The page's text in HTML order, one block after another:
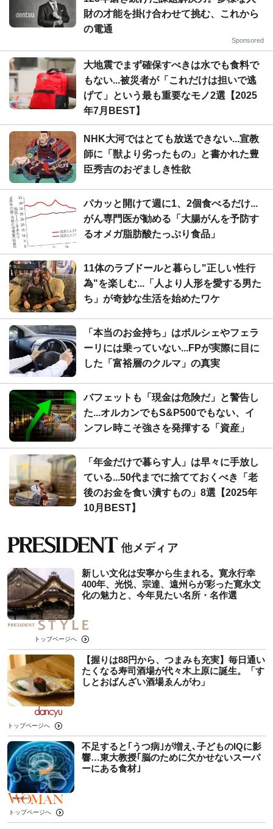
財の才能を掛け合わせて挑む、これから
の電通
Sponsored
大地震でまず確保すべきは水でも食料で
もない...被災者が「これだけは担いで逃
げて」という最も重要なモノ2選【2025
年7月BEST】
NHK大河ではとても放送できない...宣教
師に「獣より劣ったもの」と書かれた豊
臣秀吉のおぞましき性欲
パカッと開けて週に1、2個食べるだけ...
がん専門医が勧める「大腸がんを予防す
るオメガ脂肪酸たっぷり食品」
11体のラブドールと暮らし"正しい性行
為"を楽しむ...「人より人形を愛する男た
ち」が奇妙な生活を始めたワケ
「本当のお金持ち」はポルシェやフェラ
ーリには乗っていない...FPが実際に目に
した「富裕層のクルマ」の真実
バフェットも「現金は危険だ」と警告し
た...オルカンでもS&P500でもない、イ
ンフレ時こそ強さを発揮する「資産」
「年金だけで暮らす人」は早々に手放し
ている...50代までに捨てておくべき「老
後のお金を食い潰すもの」8選【2025年
10月BEST】
新しい文化は安寧から生まれる。寛永行幸
400年、光悦、宗達、遠州らが彩った寛永文
化の魅力と、今年見たい名所・名作選
トップページへ
【握りは88円から、つまみも充実】毎日通い
たくなる寿司酒場が代々木上原に誕生。「す
しとおばんざい酒場ゑんがわ」
トップページへ
不足すると｢うつ病｣が増え､子どものIQに影
響…東大教授｢脳のために欠かせないスーパ
ーにある食材｣
トップページへ